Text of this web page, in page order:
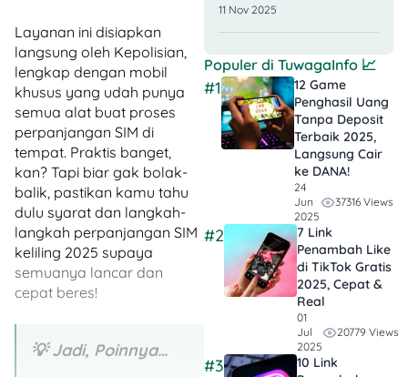
Layanan ini disiapkan
langsung oleh Kepolisian,
lengkap dengan mobil
khusus yang udah punya
semua alat buat proses
perpanjangan SIM di
tempat. Praktis banget,
kan? Tapi biar gak bolak-
balik, pastikan kamu tahu
dulu syarat dan langkah-
langkah perpanjangan SIM
keliling 2025 supaya
semuanya lancar dan
cepat beres!
💡 Jadi, Poinnya…
11 Nov 2025
Populer di TuwagaInfo 📈
#1
12 Game
Penghasil Uang
Tanpa Deposit
Terbaik 2025,
Langsung Cair
ke DANA!
24
Jun
2025
37316 Views
#2
7 Link
Penambah Like
di TikTok Gratis
2025, Cepat &
Real
01
Jul
2025
20779 Views
#3
10 Link